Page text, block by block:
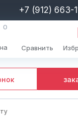
+7 (912) 663-
0
Сравнить